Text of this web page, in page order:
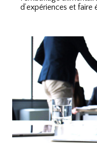
d’expériences et